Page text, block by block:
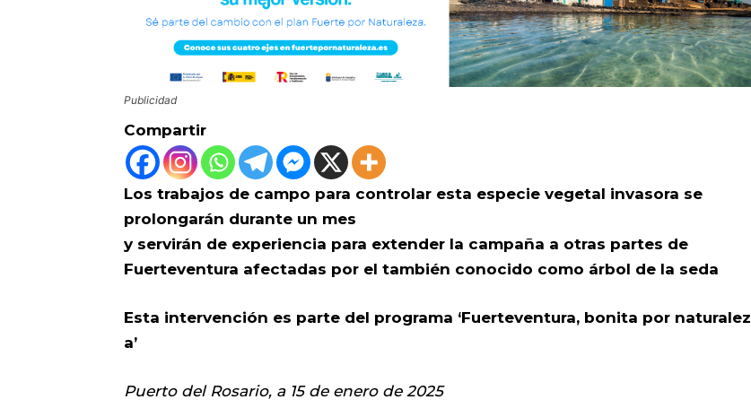
Publicidad
Compartir
Los trabajos de campo para controlar esta especie vegetal invasora se
prolongarán durante un mes
y servirán de experiencia para extender la campaña a otras partes de
Fuerteventura afectadas por el también conocido como árbol de la seda
Esta intervención es parte del programa ‘Fuerteventura, bonita por naturalez
a’
Puerto del Rosario, a 15 de enero de 2025